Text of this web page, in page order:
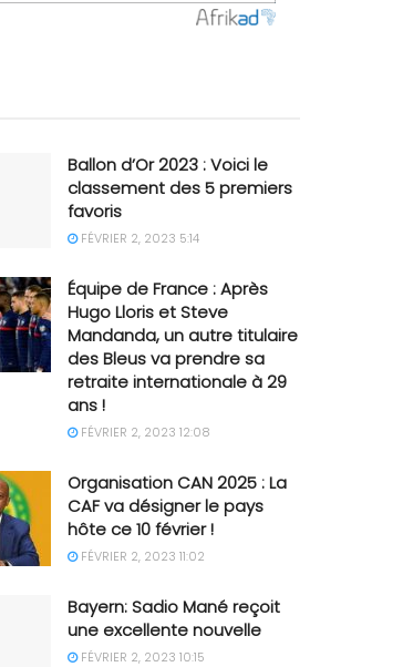
Ballon d’Or 2023 : Voici le
classement des 5 premiers
favoris
FÉVRIER 2, 2023 5:14
Équipe de France : Après
Hugo Lloris et Steve
Mandanda, un autre titulaire
des Bleus va prendre sa
retraite internationale à 29
ans !
FÉVRIER 2, 2023 12:08
Organisation CAN 2025 : La
CAF va désigner le pays
hôte ce 10 février !
FÉVRIER 2, 2023 11:02
Bayern: Sadio Mané reçoit
une excellente nouvelle
FÉVRIER 2, 2023 10:15